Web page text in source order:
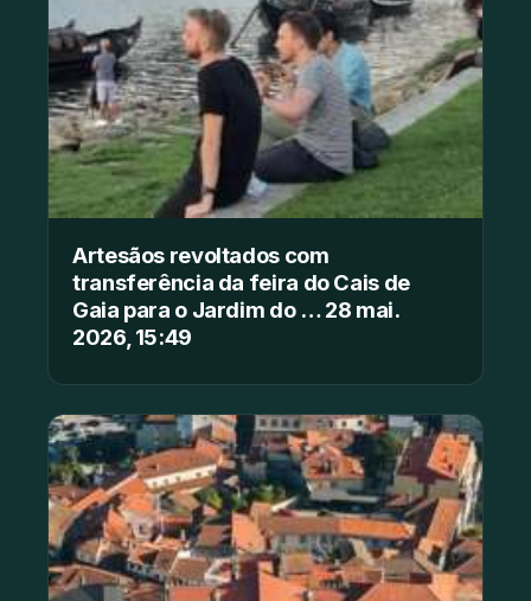
Artesãos revoltados com
transferência da feira do Cais de
Gaia para o Jardim do … 28 mai.
2026, 15:49